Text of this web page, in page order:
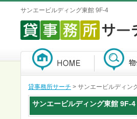
サンエービルディング東館 9F-4
貸事務所サーチ > サンエービルディン
サンエービルディング東館 9F-4